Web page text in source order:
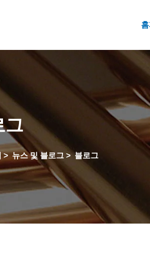
그
> 뉴스 및 블로그 >블로그